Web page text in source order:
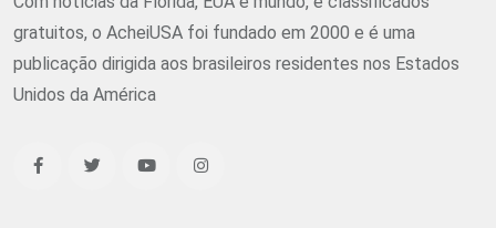
gratuitos, o AcheiUSA foi fundado em 2000 e é uma
publicação dirigida aos brasileiros residentes nos Estados
Unidos da América